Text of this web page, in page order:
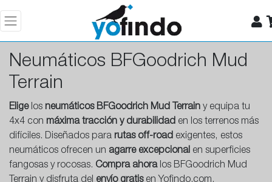
Neumáticos BFGoodrich Mud
Terrain
Eligelos neumáticos BFGoodrich Mud Terrain y equipa tu
4x4 con máxima tracción y durabilidad en los terrenos más
difíciles. Diseñados para rutas off-road exigentes, estos
neumáticos ofrecen un agarre excepcional en superficies
fangosas y rocosas. Compra ahoralos BFGoodrich Mud